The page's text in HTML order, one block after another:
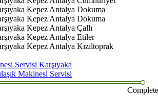
Kepez Antalya Dokuma
Kepez Antalya Dokuma
Kepez Antalya Çallı
Kepez Antalya Etiler
Kepez Antalya Kızıltoprak
Servisi Karşıyaka
Makinesi Servisi